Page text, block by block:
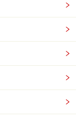
買取
のアカウントで
マース宅配買取サ
用品を送ることが
自宅まで業者が荷